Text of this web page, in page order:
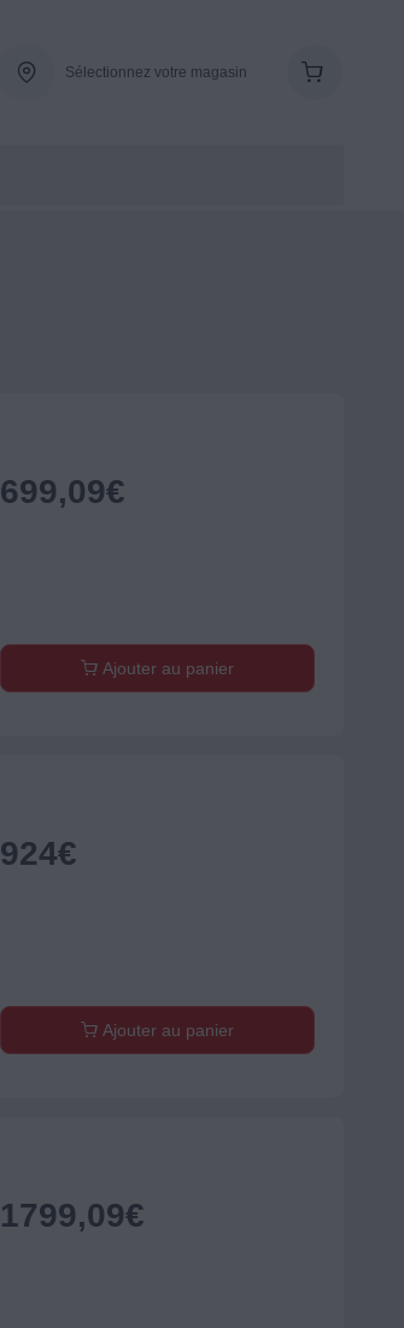
Sélectionnez votre magasin
699,09€
Ajouter au panier
924€
Ajouter au panier
1799,09€